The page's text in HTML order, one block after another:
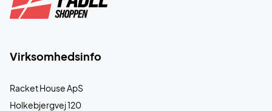
Virksomhedsinfo
Racket House ApS
Holkebjergvej 120